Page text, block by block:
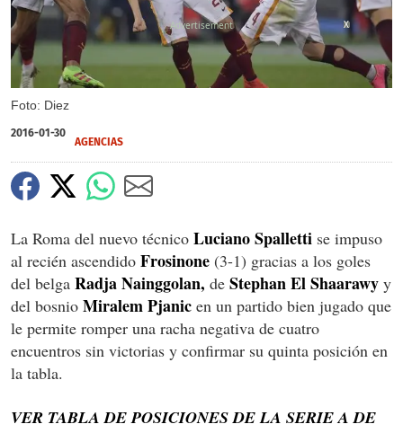
Foto: Diez
X
2016-01-30
AGENCIAS
La Roma del nuevo técnico Luciano Spalletti se impuso
al recién ascendido Frosinone (3-1) gracias a los goles
del belga Radja Nainggolan, de Stephan El Shaarawy y
del bosnio Miralem Pjanic en un partido bien jugado que
le permite romper una racha negativa de cuatro
encuentros sin victorias y confirmar su quinta posición en
la tabla.
VER TABLA DE POSICIONES DE LA SERIE A DE